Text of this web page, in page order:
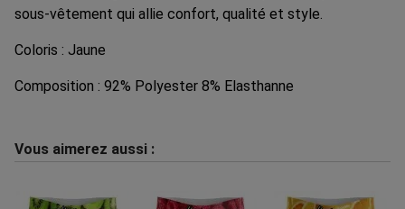
sous-vêtement qui allie confort, qualité et style.
Coloris : Jaune
Composition : 92% Polyester 8% Elasthanne
Vous aimerez aussi :